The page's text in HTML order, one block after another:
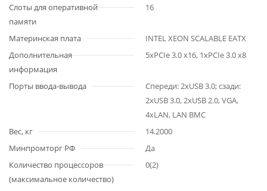
Слоты для оперативной
памяти
16
Материнская плата
INTEL XEON SCALABLE EATX
Дополнительная
информация
5хPCIe 3.0 x16, 1хPCIe 3.0 x8
Порты ввода-вывода
Спереди: 2хUSB 3.0; сзади:
2хUSB 3.0, 2хUSB 2.0, VGA,
4хLAN, LAN BMC
Вес, кг
14.2000
Минпромторг РФ
Да
Количество процессоров
(максимальное количество)
0(2)